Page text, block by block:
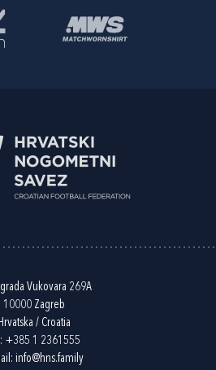
Vukovara 269A
10000 Zagreb
/ Croatia
+385 1 2361555
info@hns.family